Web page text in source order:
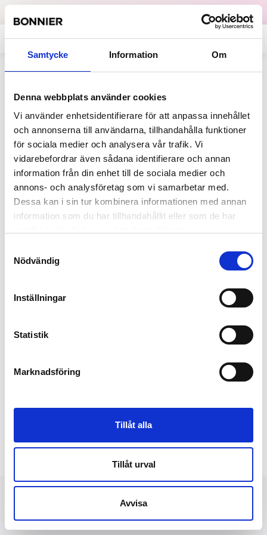
Samtycke Information Om
Denna webbplats använder cookies
Vi använder enhetsidentifierare för att anpassa innehållet
och annonserna till användarna, tillhandahålla funktioner
för sociala medier och analysera vår trafik. Vi
vidarebefordrar även sådana identifierare och annan
information från din enhet till de sociala medier och
annons- och analysföretag som vi samarbetar med.
Dessa kan i sin tur kombinera informationen med annan
information som du har tillhandahållit eller som de har
Nödvändig
Inställningar
Statistik
Marknadsföring
Tillåt alla
Tillåt urval
Avvisa
Dataskydd
Allt på sajten som innehåller
"Perminder Mann"
2016-05-11
Bonnier Publishing
förvärvar John Blake
Publishing
John Blake Publishing grundades 1991 av
facklitteratur för...